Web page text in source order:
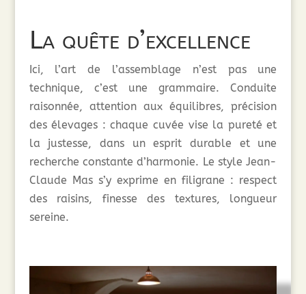
La quête d’excellence
Ici, l’art de l’assemblage n’est pas une
technique, c’est une grammaire. Conduite
raisonnée, attention aux équilibres, précision
des élevages : chaque cuvée vise la pureté et
la justesse, dans un esprit durable et une
recherche constante d’harmonie. Le style Jean-
Claude Mas s’y exprime en filigrane : respect
des raisins, finesse des textures, longueur
sereine.